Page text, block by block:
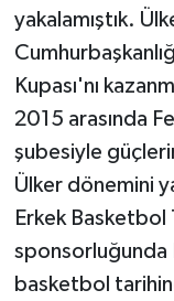
yakalamıştık.
Kupası'nı
2015 arasında
şubesiyle
Ülker dönemini
Erkek Basketbol
sponsorluğunda
basketbol